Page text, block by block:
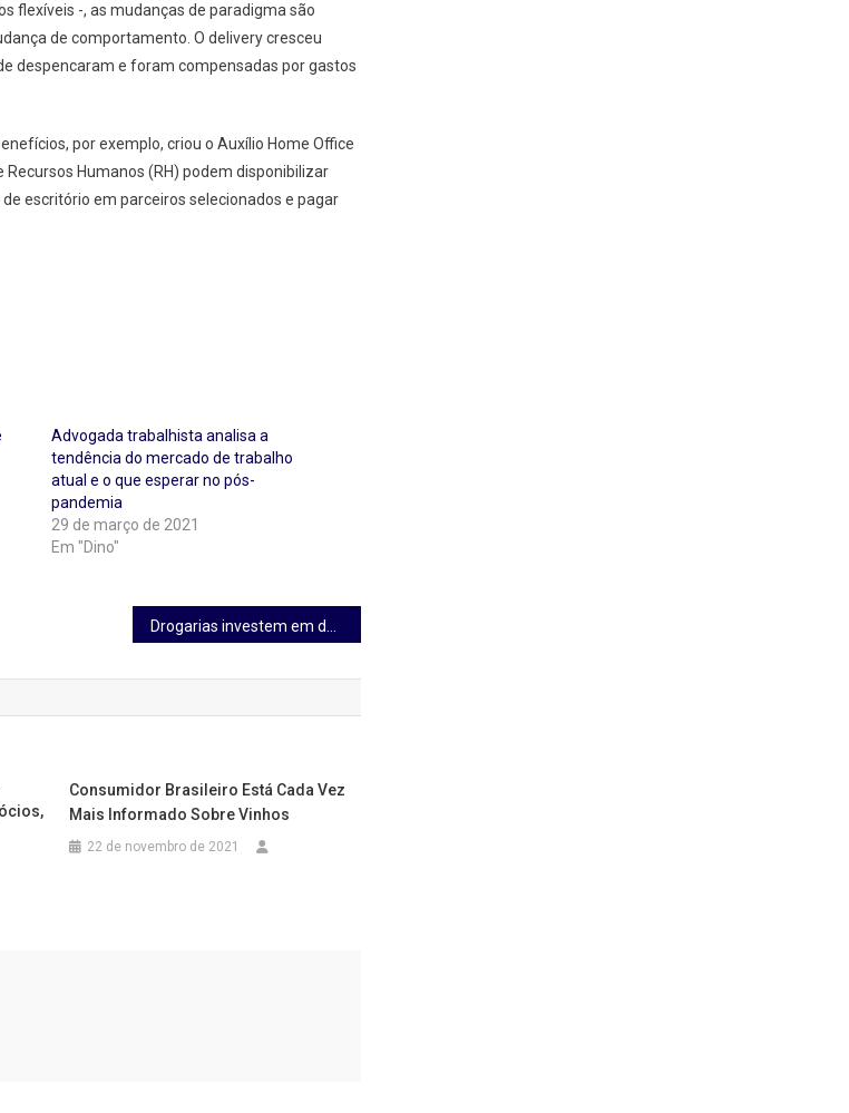
flexíveis -, as mudanças de paradigma são
de comportamento. O delivery cresceu
despencaram e foram compensadas por gastos
por exemplo, criou o Auxílio Home Office
Humanos (RH) podem disponibilizar
escritório em parceiros selecionados e pagar
Advogada trabalhista analisa a
tendência do mercado de trabalho
atual e o que esperar no pós-
pandemia
29 de março de 2021
Em "Dino"
Drogarias investem em dermoconsultoras para ampliar vendas
Consumidor Brasileiro Está Cada Vez
Mais Informado Sobre Vinhos
22 de novembro de 2021